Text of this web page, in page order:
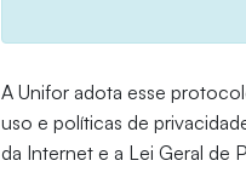
A Unifor adota esse
uso e políticas de
da Internet e a Lei Geral de